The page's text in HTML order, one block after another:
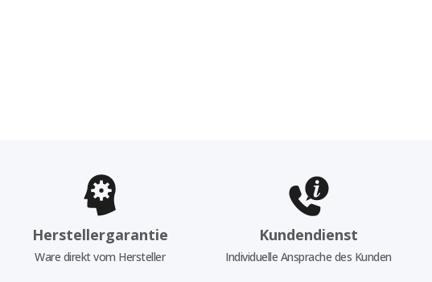
Herstellergarantie
Ware direkt vom Hersteller
Kundendienst
Individuelle Ansprache des Kunden